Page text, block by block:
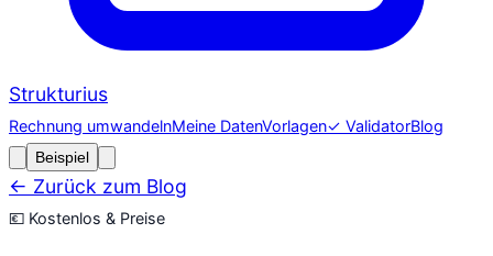
Strukturius
Rechnung umwandelnMeine DatenVorlagen✓ ValidatorBlog
Beispiel
← Zurück zum Blog
💶 Kostenlos & Preise